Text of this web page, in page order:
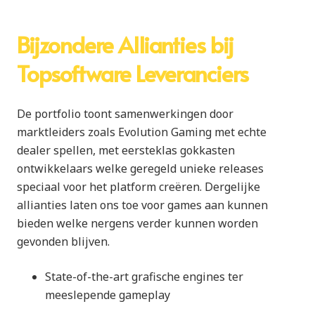
Bijzondere Allianties bij
Topsoftware Leveranciers
De portfolio toont samenwerkingen door
marktleiders zoals Evolution Gaming met echte
dealer spellen, met eersteklas gokkasten
ontwikkelaars welke geregeld unieke releases
speciaal voor het platform creëren. Dergelijke
allianties laten ons toe voor games aan kunnen
bieden welke nergens verder kunnen worden
gevonden blijven.
State-of-the-art grafische engines ter
meeslepende gameplay